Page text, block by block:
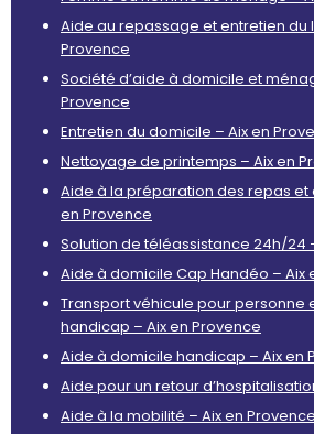
Aide au repassage et entretien du
Provence
Société d’aide à domicile et
Provence
Entretien du domicile – Aix en
Nettoyage de printemps – Aix en
Aide à la préparation des repas et
en Provence
Solution de téléassistance 24h/24
Aide à domicile Cap Handéo – Aix
Transport véhicule pour personne
handicap – Aix en Provence
Aide à domicile handicap – Aix en
Aide pour un retour
Aide à la mobilité – Aix en Provence